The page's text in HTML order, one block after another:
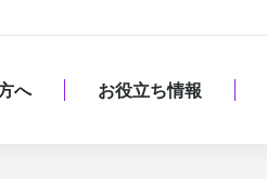
へ お役立ち情報
へ お役立ち情報